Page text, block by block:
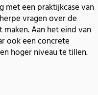
met een praktijkcase van
vragen over de
Aan het eind van
ook een concrete
hoger niveau te tillen.